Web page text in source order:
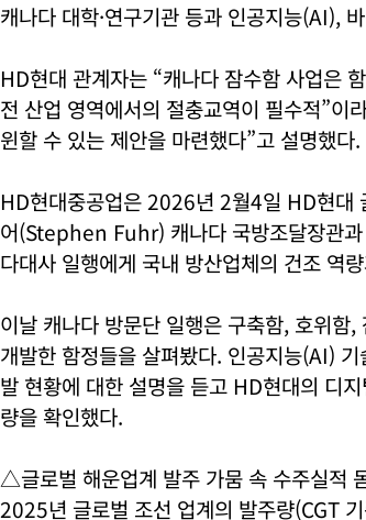
캐나다 대학·연구기관 등과 인공지능(AI),
HD현대 관계자는 “캐나다 잠수함 사업은
전 산업 영역에서의 절충교역이 필수적”이
윈할 수 있는 제안을 마련했다”고 설명했다.
HD현대중공업은 2026년 2월4일 HD현대
어(Stephen Fuhr) 캐나다 국방조달장관
다대사 일행에게 국내 방산업체의 건조 역
이날 캐나다 방문단 일행은 구축함, 호위
개발한 함정들을 살펴봤다. 인공지능(AI)
발 현황에 대한 설명을 듣고 HD현대의 디
량을 확인했다.
△글로벌 해운업계 발주 가뭄 속 수주실적
2025년 글로벌 조선 업계의 발주량(CGT